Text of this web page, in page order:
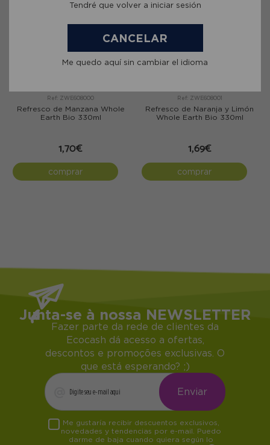
Ref: ZWE608000
Refresco de Manzana Whole
Earth Bio 330ml
1,70€
comprar
Ref: ZWE608001
Refresco de Naranja y Limón
Whole Earth Bio 330ml
1,69€
comprar
Junta-se à nossa NEWSLETTER
Fazer parte da rede de clientes da
Ecocash dá acesso a ofertas,
descontos e promoções exclusivas. O
que está esperando? ;)
Me gustaría recibir descuentos exclusivos,
novedades y tendencias por e-mail. Puedo
darme de baja cuando quiera según lo
Tendré que volver a iniciar sesión
CANCELAR
Me quedo aquí sin cambiar el idioma